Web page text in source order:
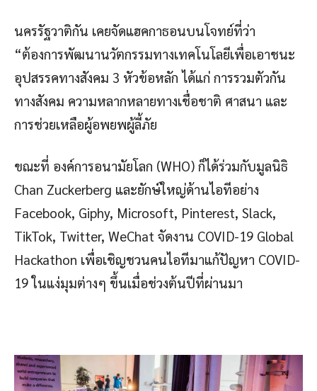
นครรัฐวาติกัน เคยจัดแฮคกาธอนบนโจทย์ที่ว่า
“ต้องการพัฒนานวัตกรรมทางเทคโนโลยีเพื่อเอาชนะ
อุปสรรคทางสังคม 3 หัวข้อหลัก ได้แก่ การรวมตัวกัน
ทางสังคม ความหลากหลายทางเชื่อชาติ ศาสนา และ
การช่วยเหลือผู้อพยพผู้ลี้ภัย
ขณะที่ องค์การอนามัยโลก (WHO) ก็ได้ร่วมกับมูลนิธิ
Chan Zuckerberg และยักษ์ใหญ่ด้านไอทีอย่าง
Facebook, Giphy, Microsoft, Pinterest, Slack,
TikTok, Twitter, WeChat จัดงาน COVID-19 Global
Hackathon เพื่อเชิญชวนคนไอทีมาแก้ปัญหา COVID-
19 ในแง่มุมต่างๆ ขึ้นเมื่อช่วงต้นปีที่ผ่านมา